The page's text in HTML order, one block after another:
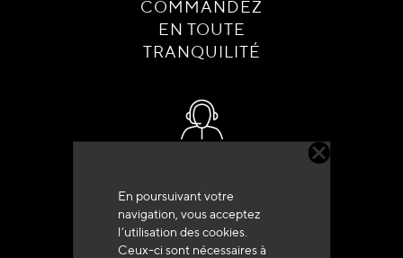
En poursuivant votre
navigation, vous acceptez
l’utilisation des cookies.
Ceux-ci sont nécessaires à
COMMANDEZ
EN TOUTE
TRANQUILITÉ
+33 (0)4 79 72 62 22 Taper 1